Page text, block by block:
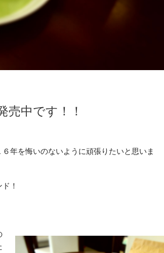
売中です！！
年を悔いのないように頑張りたいと思いま
！